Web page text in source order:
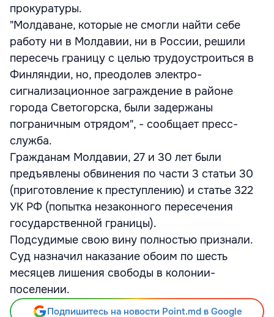
прокуратуры.
"Молдаване, которые не смогли найти себе
работу ни в Молдавии, ни в России, решили
пересечь границу с целью трудоустроиться в
Финляндии, но, преодолев электро-
сигнализационное заграждение в районе
города Светогорска, были задержаны
пограничным отрядом", - сообщает пресс-
служба.
Гражданам Молдавии, 27 и 30 лет были
предъявлены обвинения по части 3 статьи 30
(приготовление к преступлению) и статье 322
УК РФ (попытка незаконного пересечения
государственной границы).
Подсудимые свою вину полностью признали.
Суд назначил наказание обоим по шесть
месяцев лишения свободы в колонии-
поселении.
Подпишитесь на новости Point.md в Google